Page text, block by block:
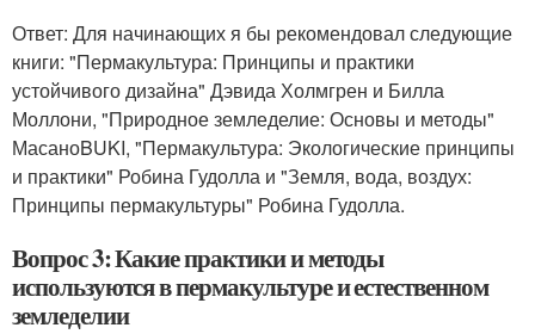
Ответ: Для начинающих я бы рекомендовал следующие
книги: "Пермакультура: Принципы и практики
устойчивого дизайна" Дэвида Холмгрен и Билла
Моллони, "Природное земледелие: Основы и методы"
МасаноBUKI, "Пермакультура: Экологические принципы
и практики" Робина Гудолла и "Земля, вода, воздух:
Принципы пермакультуры" Робина Гудолла.
Вопрос 3: Какие практики и методы
используются в пермакультуре и естественном
земледелии